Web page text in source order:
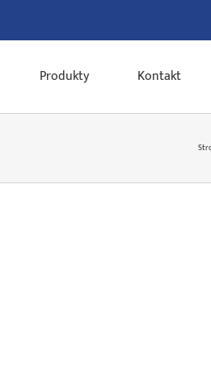
Produkty Kontakt